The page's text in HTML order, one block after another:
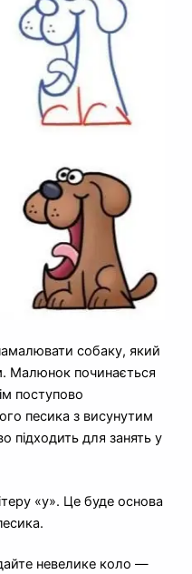
собаку, який
Малюнок починається
поступово
песика з висунутим
підходить для занять у
«y». Це буде основа
невелике коло —